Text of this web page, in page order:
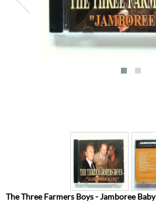
The Three Farmers Boys - Jamboree Baby